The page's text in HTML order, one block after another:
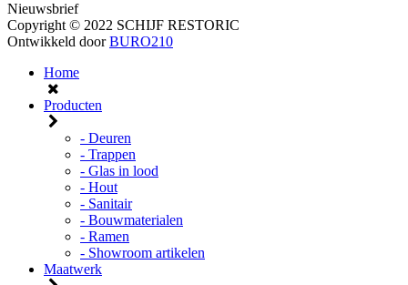
Nieuwsbrief
Copyright © 2022 SCHIJF RESTORIC
Ontwikkeld doorBURO210
Home
Producten
- Deuren
- Trappen
- Glas in lood
- Hout
- Sanitair
- Bouwmaterialen
- Ramen
- Showroom artikelen
Maatwerk